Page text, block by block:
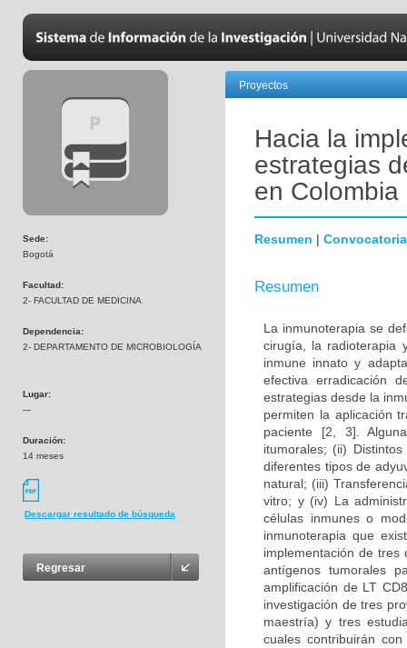
Sede:
Bogotá
Facultad:
2- FACULTAD DE MEDICINA
Dependencia:
2- DEPARTAMENTO DE MICROBIOLOGÍA
Lugar:
---
Duración:
14 meses
Descargar resultado de búsqueda
Regresar
Proyectos
Hacia la
estrategias
en Colombia
Resumen | Convocatoria
Resumen
La inmunoterapia se
cirugía, la radioterapia
inmune innato y
efectiva erradicación
estrategias desde la
permiten la aplicación
paciente [2, 3].
itumorales; (ii)
diferentes tipos de
natural; (iii)
vitro; y (iv) La
células inmunes o
inmunoterapia que
implementación de
antígenos tumorales
amplificación de LT
investigación de tres
maestría) y tres
cuales contribuirán